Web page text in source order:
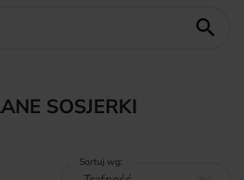

SOSJERKI
Sortuj wg: